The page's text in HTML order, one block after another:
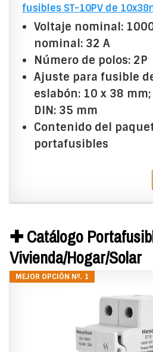
fusibles ST-10PV de
Voltaje nominal:
nominal: 32 A
Número de polos: 2P
Ajuste para fusible
eslabón: 10 x 38
DIN: 35 mm
Contenido del
portafusibles
✚ Catálogo
Vivienda/Hogar/Solar
MEJOR OPCIÓN Nº. 1